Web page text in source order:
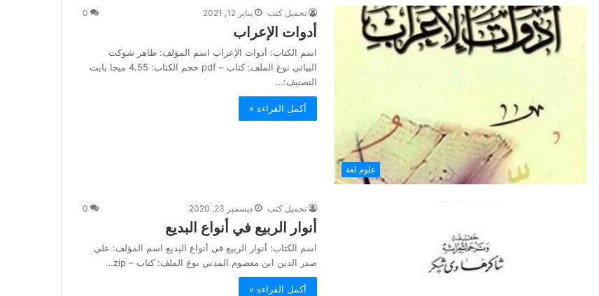
علوم لغة
تحميل كتب يناير 12, 2021 0
أدوات الإعراب
اسم الكتاب: أدوات الإعراب اسم المؤلف: ظاهر شوكت
البياتي نوع الملف: كتاب – pdf حجم الكتاب: 4.55 ميجا بايت
التصنيف:…
أكمل القراءة »
تحميل كتب ديسمبر 23, 2020 0
أنوار الربيع في أنواع البديع
اسم الكتاب: أنوار الربيع في أنواع البديع اسم المؤلف: علي
صدر الدين ابن معصوم المدني نوع الملف: كتاب – zip…
أكمل القراءة »